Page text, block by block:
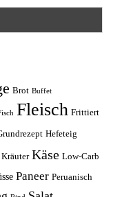
Brot Buffet
Fleisch Frittiert
Hefeteig
Kräuter Käse Low-Carb
Paneer Peruanisch